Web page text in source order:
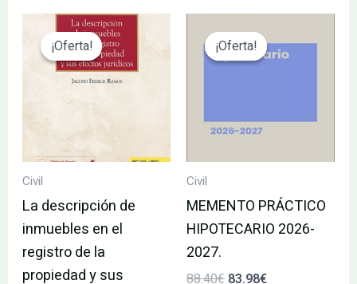
¡Oferta!
¡Oferta!
Civil
La descripción de
inmuebles en el
registro de la
propiedad y sus
El
precio
original
era:
51.58€.
El
precio
actual
es:
49.00€.
¡Oferta!
¡Oferta!
Civil
MEMENTO PRÁCTICO
HIPOTECARIO 2026-
2027.
88.40€
precio
original
era:
83.98€
precio
actual